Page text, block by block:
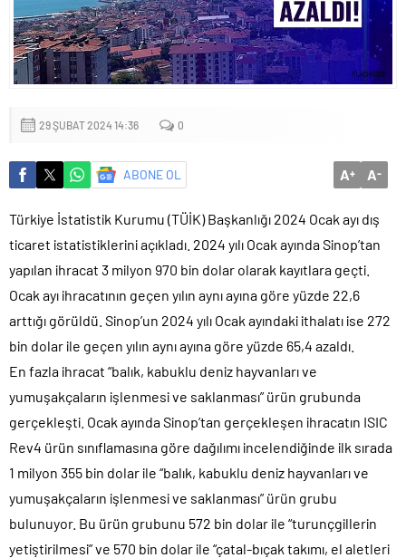
mu?
29 ŞUBAT 2024 14:36 0
ABONE OL A+ A-
Türkiye İstatistik Kurumu (TÜİK) Başkanlığı 2024 Ocak ayı dış
ticaret istatistiklerini açıkladı. 2024 yılı Ocak ayında Sinop’tan
yapılan ihracat 3 milyon 970 bin dolar olarak kayıtlara geçti.
Ocak ayı ihracatının geçen yılın aynı ayına göre yüzde 22,6
arttığı görüldü. Sinop’un 2024 yılı Ocak ayındaki ithalatı ise 272
bin dolar ile geçen yılın aynı ayına göre yüzde 65,4 azaldı.
En fazla ihracat “balık, kabuklu deniz hayvanları ve
yumuşakçaların işlenmesi ve saklanması” ürün grubunda
gerçekleşti. Ocak ayında Sinop’tan gerçekleşen ihracatın ISIC
Rev4 ürün sınıflamasına göre dağılımı incelendiğinde ilk sırada
1 milyon 355 bin dolar ile “balık, kabuklu deniz hayvanları ve
yumuşakçaların işlenmesi ve saklanması” ürün grubu
bulunuyor. Bu ürün grubunu 572 bin dolar ile “turunçgillerin
yetiştirilmesi” ve 570 bin dolar ile “çatal-bıçak takımı, el aletleri